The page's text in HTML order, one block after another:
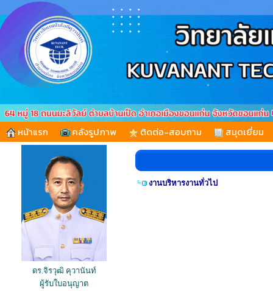
หน้าแรก คลังรูปภาพ ติดต่อ-สอบถาม สมุดเยี่ยม
ดร.จิรวุฒิ คุวานันท์
ผู้รับใบอนุญาต
งานบริหารงานทั่วไป